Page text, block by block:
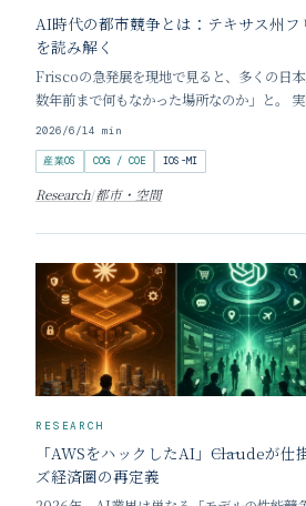
AI時代の都市競争とは：テキサス州
を読み解く
Friscoの急発展を現地で見ると、多くの日
数年前まで何もなかった場所なのか」と。 実
Dallas都市圏のさらに北に位置するFriscoは
代表する急成長都市へ変貌した。PGA本部、
NFL Dallas Cowbo
2026/6/14 min
産業OS COG / COE IOS-MI
Research/都市・空間
RESEARCH
「AWSをハックしたAI」――Claudeが
ズ経済圏の再定義